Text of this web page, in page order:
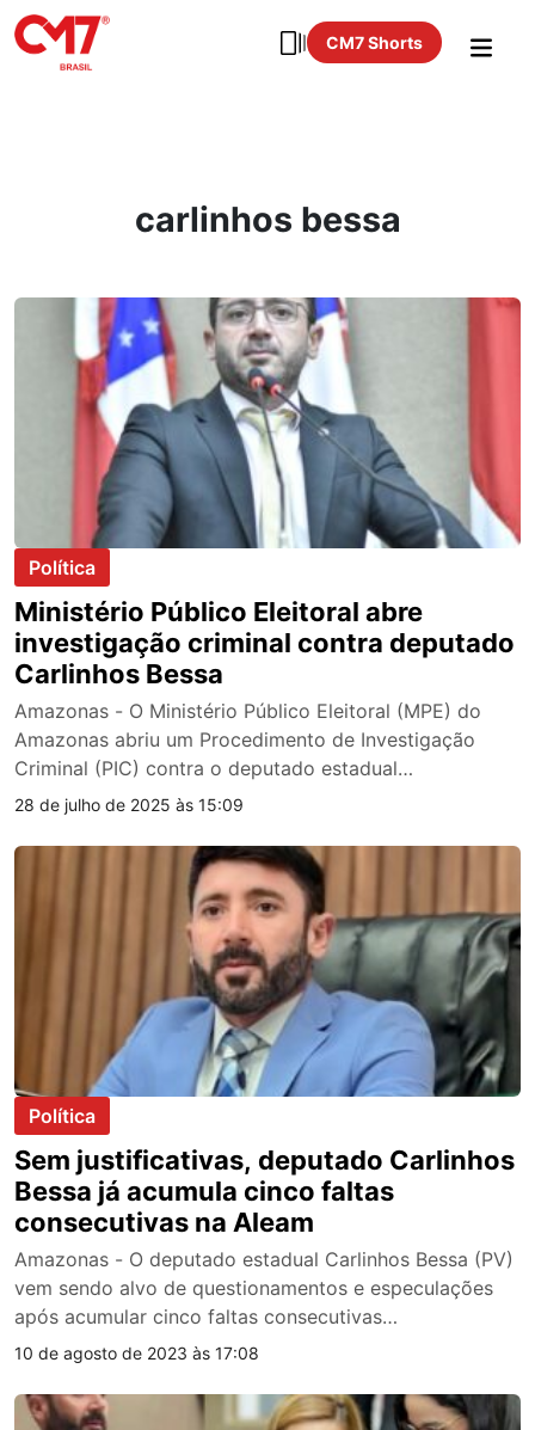
CM7 Shorts
carlinhos bessa
Política
Ministério Público Eleitoral abre
investigação criminal contra deputado
Carlinhos Bessa
Amazonas - O Ministério Público Eleitoral (MPE) do
Amazonas abriu um Procedimento de Investigação
Criminal (PIC) contra o deputado estadual…
28 de julho de 2025 às 15:09
Política
Sem justificativas, deputado Carlinhos
Bessa já acumula cinco faltas
consecutivas na Aleam
Amazonas - O deputado estadual Carlinhos Bessa (PV)
vem sendo alvo de questionamentos e especulações
após acumular cinco faltas consecutivas…
10 de agosto de 2023 às 17:08